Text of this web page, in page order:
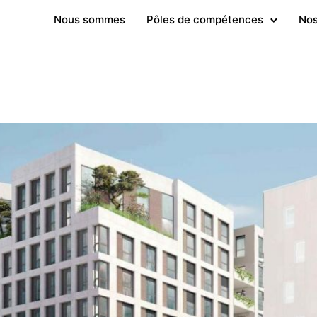
Nous sommes Pôles de compétences